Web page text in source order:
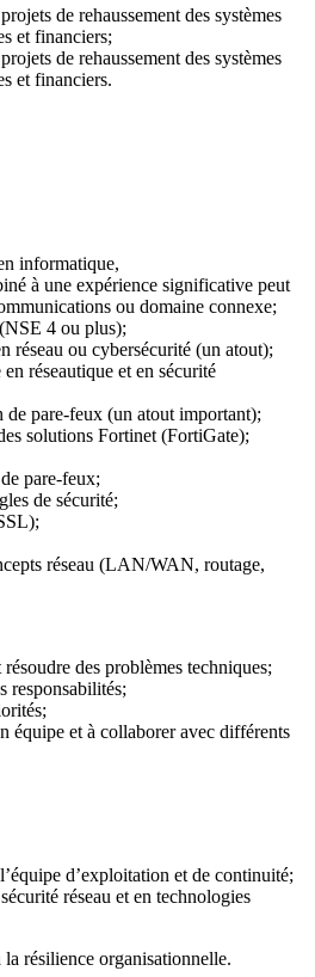
de rehaussement des systèmes
et financiers;
de rehaussement des systèmes
et financiers.
informatique,
à une expérience significative peut
ou domaine connexe;
4 ou plus);
réseau ou cybersécurité (un atout);
réseautique et en sécurité
de pare-feux (un atout important);
solutions Fortinet (FortiGate);
pare-feux;
de sécurité;
réseau (LAN/WAN, routage,
des problèmes techniques;
responsabilités;
équipe et à collaborer avec différents
d’exploitation et de continuité;
réseau et en technologies
résilience organisationnelle.